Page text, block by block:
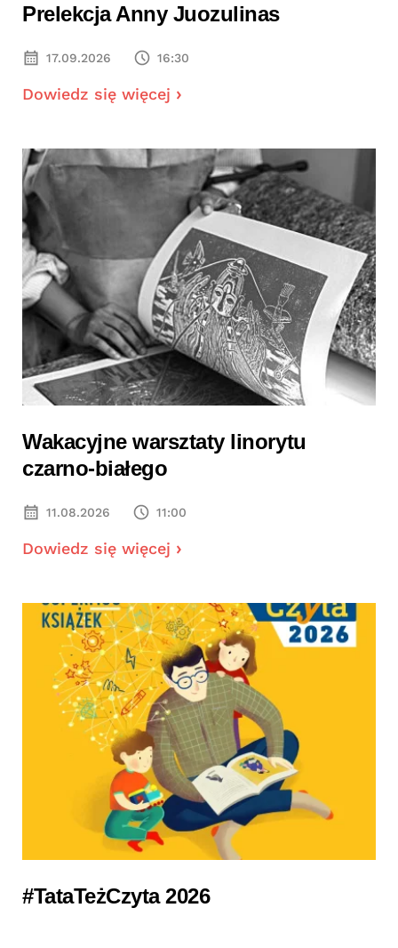
Prelekcja Anny Juozulinas
17.09.2026 16:30
Dowiedz się więcej
Wakacyjne warsztaty linorytu
czarno-białego
11.08.2026 11:00
Dowiedz się więcej
#TataTeżCzyta 2026